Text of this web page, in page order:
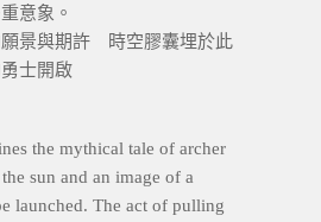
意象。
願景與期許 時空膠囊埋於此
士開啟
the mythical tale of archer
sun and an image of a
launched. The act of pulling